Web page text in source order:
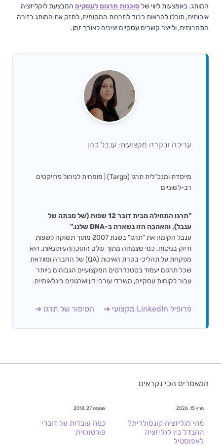
המותג. באמצעות ליווי שלסוכנות תרגום לעסקים המבצעת לוקליזציה
איכותית, תוכלו להראות כבוד לתרבות המקומית, לחזק את המותג בזירה
התחרותית, ולייצר קשרים עסקיים יציבים לאורך זמן.
עריכה ובקרה מקצועית: ענבל כהן
מייסדת ומנכ"לית תרגו (Targo) | מומחית לניהול פרויקטים
רב-לשוניים
"תרגו התחילה מבית דובר 12 שפות (של סבתה של
ענבל), והאהבה הזו נשארה ב-DNA שלנו."
ענבל הקימה את "תרגו" בשנת 2007 מתוך תשוקה לשפות
ודיוק בניסוח. כמי שצמחה מתוך עולם התוכן והעיתונאות, היא
מפקחת על תהליכי בקרת האיכות (QA) של החברה ומוודאת
שכל תרגום יעמוד בסטנדרטים המקצועיים הגבוהים ביותר
עבור לקוחות עסקיים, משרדי עורכי דין וארגונים בינלאומיים.
פרופיל LinkedIn מקצועי ➔ הסיפור של תרגו ➔
המאמרים הכי נקראים
מרץ 15, 2026
מהי לגליזציה קונסולרית?
ההבדל בין לגליזציה
לאפוסטיל
אוגוסט 27, 2018
כמה עובדות על דוברי
פורטוגזית